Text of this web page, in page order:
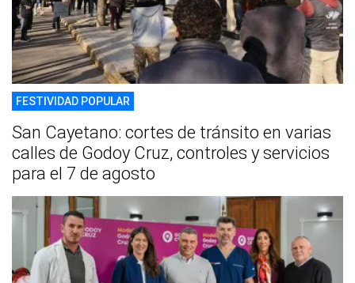
FESTIVIDAD POPULAR
San Cayetano: cortes de tránsito en varias
calles de Godoy Cruz, controles y servicios
para el 7 de agosto